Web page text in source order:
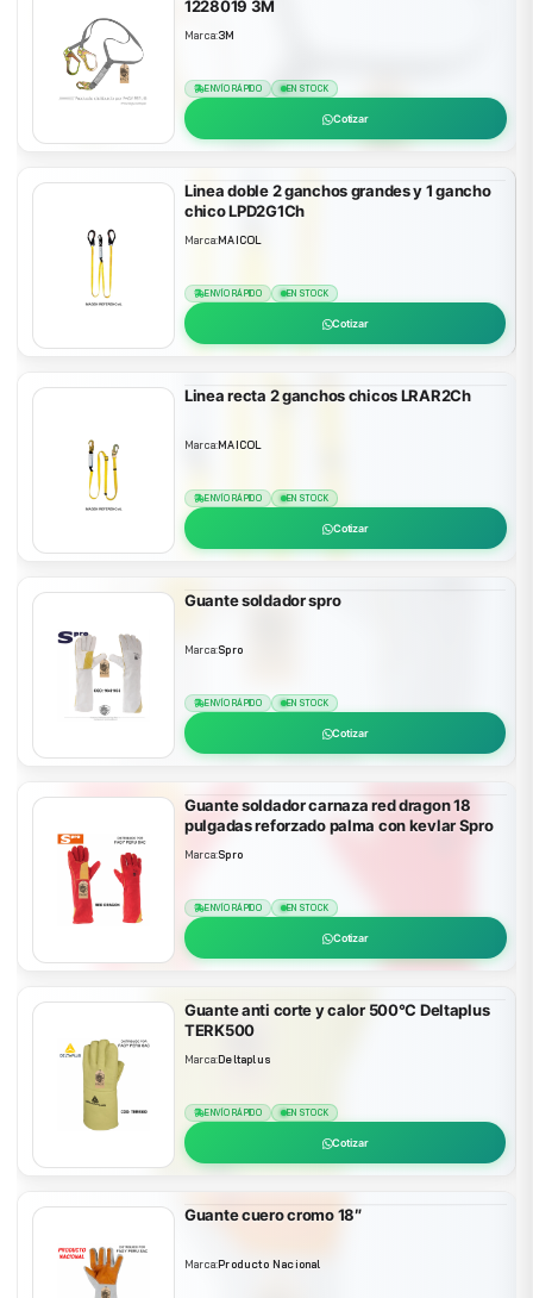
1228019 3M
Marca:3M
ENVÍO RÁPIDO EN STOCK
Cotizar
Linea doble 2 ganchos grandes y 1 gancho
chico LPD2G1Ch
Marca:MAICOL
ENVÍO RÁPIDO EN STOCK
Cotizar
Linea recta 2 ganchos chicos LRAR2Ch
Marca:MAICOL
ENVÍO RÁPIDO EN STOCK
Cotizar
Guante soldador spro
Marca:Spro
ENVÍO RÁPIDO EN STOCK
Cotizar
Guante soldador carnaza red dragon 18
pulgadas reforzado palma con kevlar Spro
Marca:Spro
ENVÍO RÁPIDO EN STOCK
Cotizar
Guante anti corte y calor 500°C Deltaplus
TERK500
Marca:Deltaplus
ENVÍO RÁPIDO EN STOCK
Cotizar
Guante cuero cromo 18″
Marca:Producto Nacional